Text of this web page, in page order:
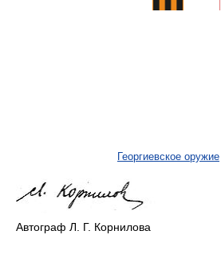
Георгиевское оружие
Автограф Л. Г. Корнилова